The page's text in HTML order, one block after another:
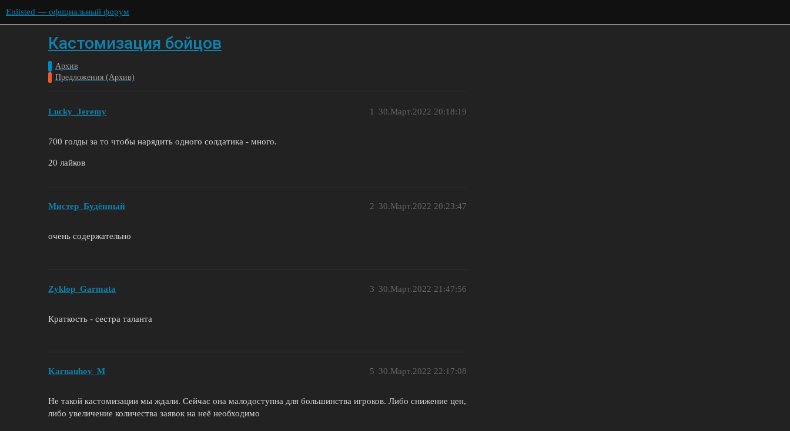
Enlisted — официальный форум
Кастомизация бойцов
Архив
Предложения (Архив)
Lucky_Jeremy 30.Март.2022 20:18:19
1
700 голды за то чтобы нарядить одного солдатика - много.
20 лайков
Мистер_Будённый 30.Март.2022 20:23:47
2
очень содержательно
Zyklop_Garmata 30.Март.2022 21:47:56
3
Краткость - сестра таланта
Karnauhov_M 30.Март.2022 22:17:08
5
Не такой кастомизации мы ждали. Сейчас она малодоступна для большинства игроков. Либо снижение цен,
либо увеличение количества заявок на неё необходимо